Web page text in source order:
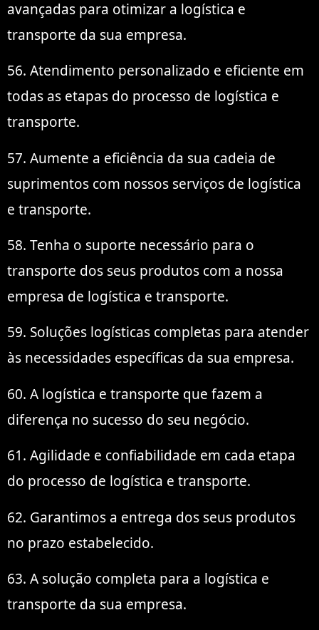
avançadas para otimizar a logística e
transporte da sua empresa.
56. Atendimento personalizado e eficiente em
todas as etapas do processo de logística e
transporte.
57. Aumente a eficiência da sua cadeia de
suprimentos com nossos serviços de logística
e transporte.
58. Tenha o suporte necessário para o
transporte dos seus produtos com a nossa
empresa de logística e transporte.
59. Soluções logísticas completas para atender
às necessidades específicas da sua empresa.
60. A logística e transporte que fazem a
diferença no sucesso do seu negócio.
61. Agilidade e confiabilidade em cada etapa
do processo de logística e transporte.
62. Garantimos a entrega dos seus produtos
no prazo estabelecido.
63. A solução completa para a logística e
transporte da sua empresa.